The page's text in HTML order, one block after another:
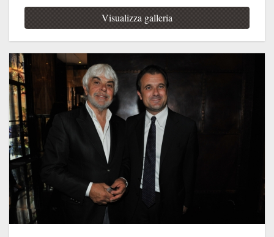
Visualizza galleria